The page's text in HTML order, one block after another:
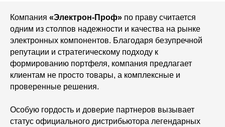
Компания «Электрон-Проф» по праву считается
одним из столпов надежности и качества на рынке
электронных компонентов. Благодаря безупречной
репутации и стратегическому подходу к
формированию портфеля, компания предлагает
клиентам не просто товары, а комплексные и
проверенные решения.
Особую гордость и доверие партнеров вызывает
статус официального дистрибьютора легендарных